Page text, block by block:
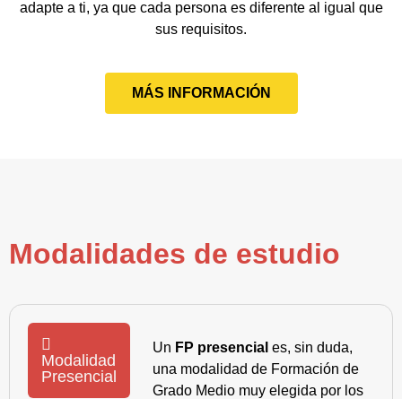
adapte a ti, ya que cada persona es diferente al igual que
sus requisitos.
MÁS INFORMACIÓN
Modalidades de estudio
Modalidad
Presencial
Un FP presencial es, sin duda,
una modalidad de Formación de
Grado Medio muy elegida por los